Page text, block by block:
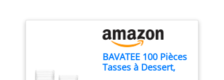
lames Zelkrom qui
garantissent des
performances durables
REPARABILITE 15 ANS AU
JUSTE PRIX : engagement
de réparabilité 15 ans au
BAVATEE 100 Pièces
Tasses à Dessert,